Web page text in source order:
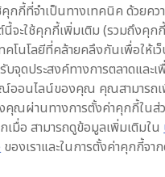
คุกกี้ที่จำเป็นทางเทคนิค ด้วยค
นี้จะใช้คุกกี้เพิ่มเติม (รวมถึงคุ
คโนโลยีที่คล้ายคลึงกันเพื่อให้เว็
บจุดประสงค์ทางการตลาดและ
ณ์ออนไลน์ของคุณ คุณสามารถ
ณผ่านทางการตั้งค่าคุกกี้ในส่
กเมื่อ สามารถดูข้อมูลเพิ่มเติมใน
ของเราและในการตั้งค่าคุกกี้จา